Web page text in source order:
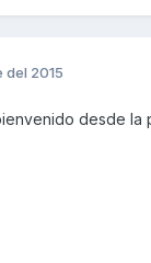
del 2015
desde la